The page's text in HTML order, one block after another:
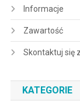
Informacje
Zawartość
Skontaktuj się
KATEGORIE